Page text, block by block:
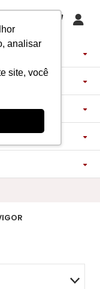
analisar
site, você